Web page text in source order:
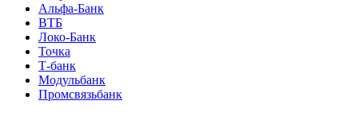
Альфа-Банк
ВТБ
Локо-Банк
Точка
Т-банк
Модульбанк
Промсвязьбанк